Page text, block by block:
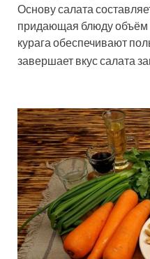
Основу салата
придающая блюду объём
курага обеспечивают
завершает вкус салата